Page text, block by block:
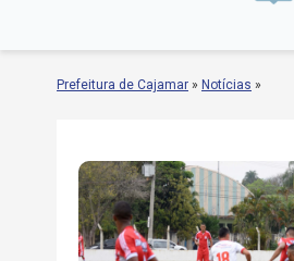
Prefeitura de Cajamar » Notícias »